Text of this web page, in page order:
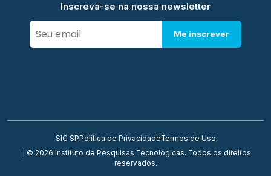
Inscreva-se na nossa newsletter
Me inscrever
SIC SP Política de PrivacidadeTermos de Uso
| © 2026 Instituto de Pesquisas Tecnológicas. Todos os direitos
reservados.